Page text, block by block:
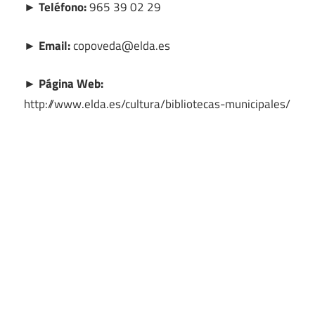
► Teléfono:965 39 02 29
► Email:copoveda@elda.es
► Página Web:
http://www.elda.es/cultura/bibliotecas-municipales/